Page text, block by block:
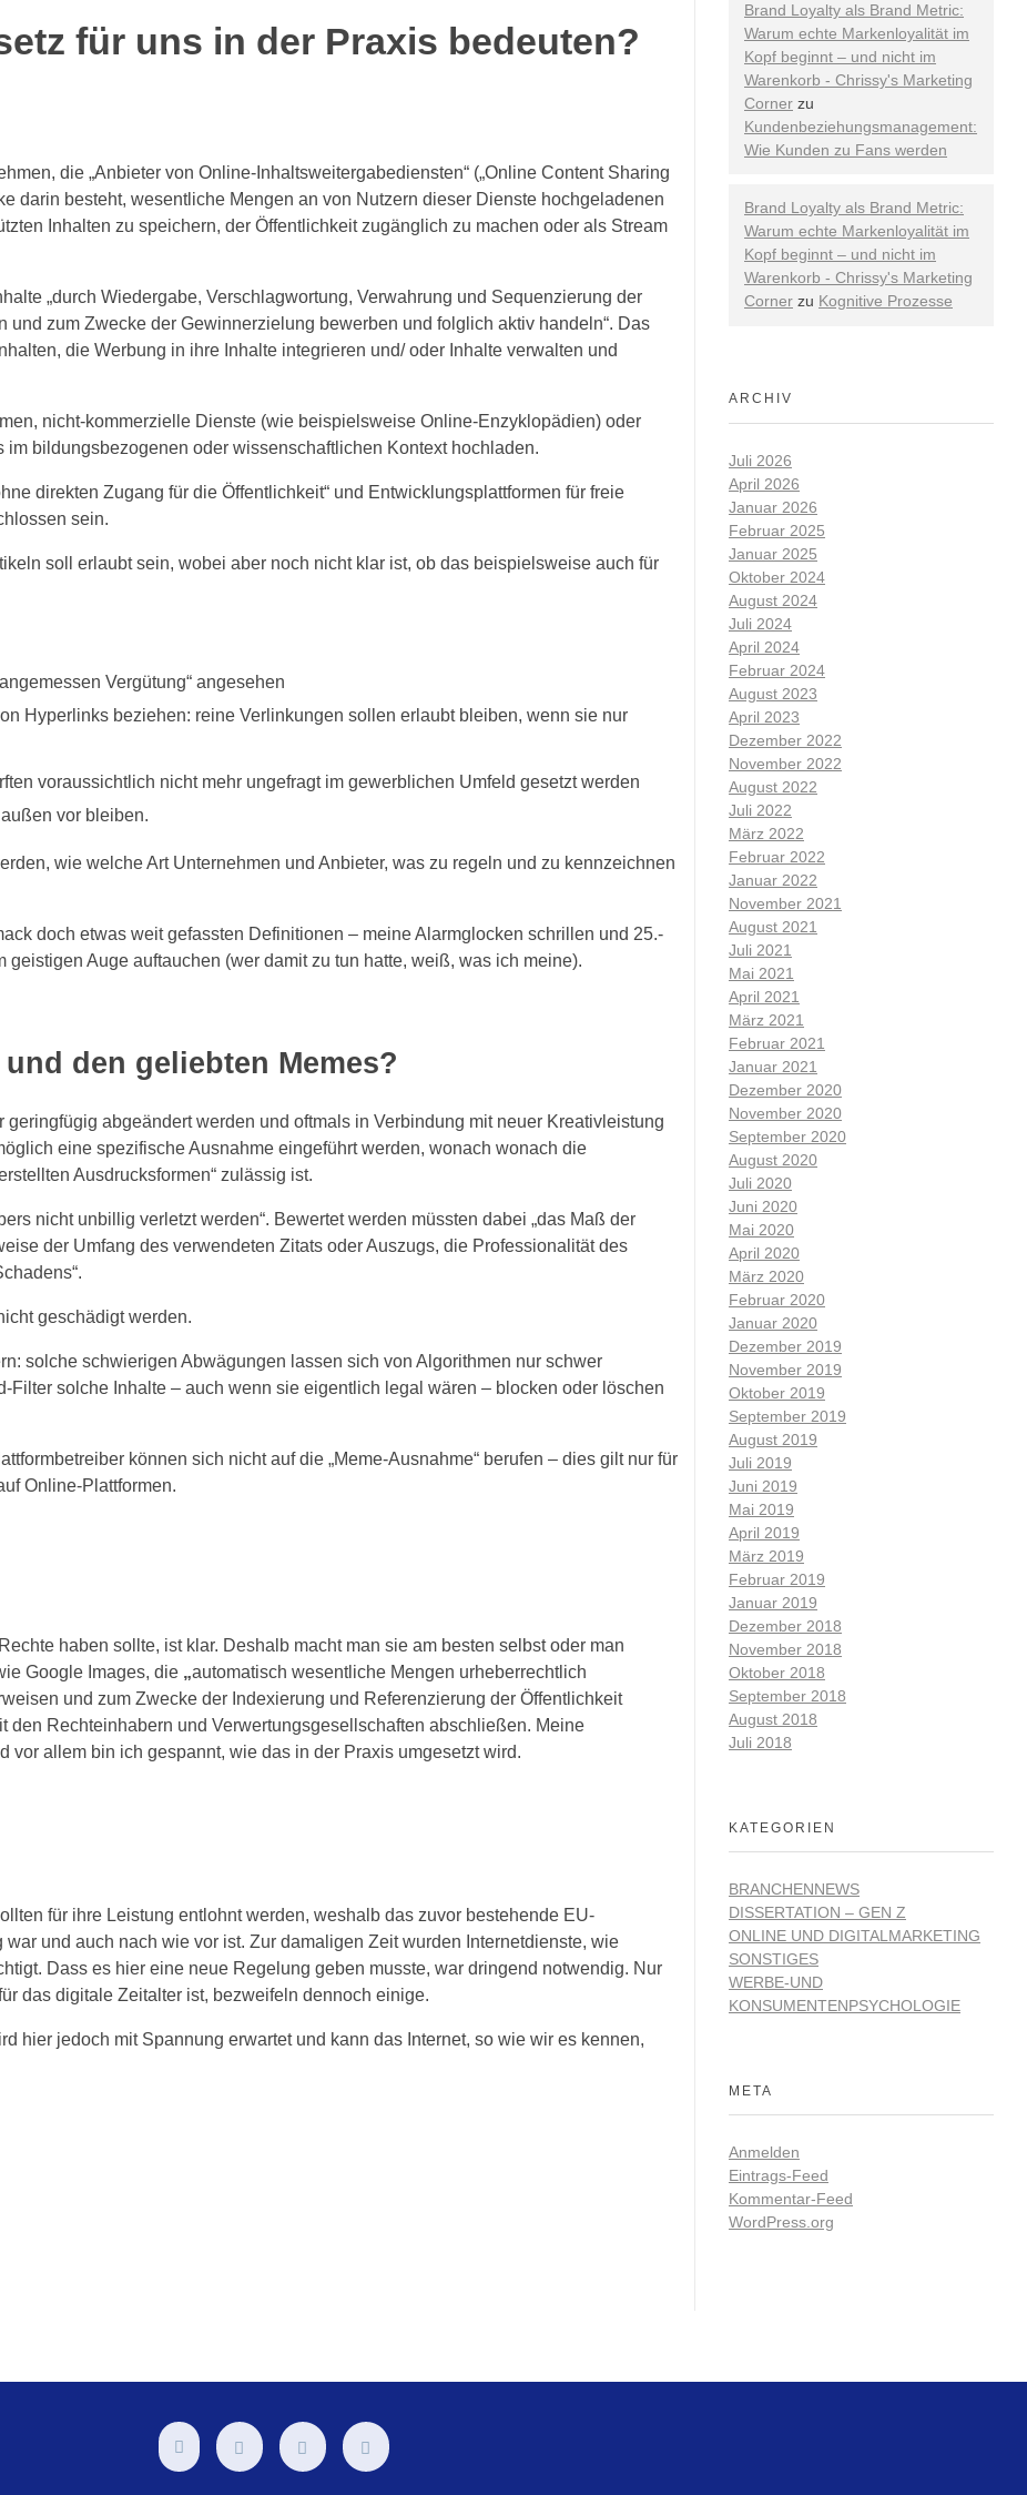
für uns in der Praxis bedeuten?
die „Anbieter von Online-Inhaltsweitergabediensten“ („Online Content Sharing
darin besteht, wesentliche Mengen an von Nutzern dieser Dienste hochgeladenen
Inhalten zu speichern, der Öffentlichkeit zugänglich zu machen oder als Stream
„durch Wiedergabe, Verschlagwortung, Verwahrung und Sequenzierung der
und zum Zwecke der Gewinnerzielung bewerben und folglich aktiv handeln“. Das
die Werbung in ihre Inhalte integrieren und/ oder Inhalte verwalten und
nicht-kommerzielle Dienste (wie beispielsweise Online-Enzyklopädien) oder
bildungsbezogenen oder wissenschaftlichen Kontext hochladen.
direkten Zugang für die Öffentlichkeit“ und Entwicklungsplattformen für freie
sein.
soll erlaubt sein, wobei aber noch nicht klar ist, ob das beispielsweise auch für
Vergütung“ angesehen
Hyperlinks beziehen: reine Verlinkungen sollen erlaubt bleiben, wenn sie nur
voraussichtlich nicht mehr ungefragt im gewerblichen Umfeld gesetzt werden
vor bleiben.
wie welche Art Unternehmen und Anbieter, was zu regeln und zu kennzeichnen
doch etwas weit gefassten Definitionen – meine Alarmglocken schrillen und 25.-
Auge auftauchen (wer damit zu tun hatte, weiß, was ich meine).
den geliebten Memes?
abgeändert werden und oftmals in Verbindung mit neuer Kreativleistung
eine spezifische Ausnahme eingeführt werden, wonach wonach die
Ausdrucksformen“ zulässig ist.
nicht unbillig verletzt werden“. Bewertet werden müssten dabei „das Maß der
der Umfang des verwendeten Zitats oder Auszugs, die Professionalität des
geschädigt werden.
solche schwierigen Abwägungen lassen sich von Algorithmen nur schwer
solche Inhalte – auch wenn sie eigentlich legal wären – blocken oder löschen
können sich nicht auf die „Meme-Ausnahme“ berufen – dies gilt nur für
Online-Plattformen.
haben sollte, ist klar. Deshalb macht man sie am besten selbst oder man
Google Images, die „automatisch wesentliche Mengen urheberrechtlich
und zum Zwecke der Indexierung und Referenzierung der Öffentlichkeit
den Rechteinhabern und Verwertungsgesellschaften abschließen. Meine
vor allem bin ich gespannt, wie das in der Praxis umgesetzt wird.
für ihre Leistung entlohnt werden, weshalb das zuvor bestehende EU-
und auch nach wie vor ist. Zur damaligen Zeit wurden Internetdienste, wie
Dass es hier eine neue Regelung geben musste, war dringend notwendig. Nur
das digitale Zeitalter ist, bezweifeln dennoch einige.
hier jedoch mit Spannung erwartet und kann das Internet, so wie wir es kennen,
Brand Loyalty als Brand Metric:
Warum echte Markenloyalität im
Kopf beginnt – und nicht im
Warenkorb - Chrissy's Marketing
Corner zu
Kundenbeziehungsmanagement:
Wie Kunden zu Fans werden
Brand Loyalty als Brand Metric:
Warum echte Markenloyalität im
Kopf beginnt – und nicht im
Warenkorb - Chrissy's Marketing
Corner zu Kognitive Prozesse
ARCHIV
Juli 2026
April 2026
Januar 2026
Februar 2025
Januar 2025
Oktober 2024
August 2024
Juli 2024
April 2024
Februar 2024
August 2023
April 2023
Dezember 2022
November 2022
August 2022
Juli 2022
März 2022
Februar 2022
Januar 2022
November 2021
August 2021
Juli 2021
Mai 2021
April 2021
März 2021
Februar 2021
Januar 2021
Dezember 2020
November 2020
September 2020
August 2020
Juli 2020
Juni 2020
Mai 2020
April 2020
März 2020
Februar 2020
Januar 2020
Dezember 2019
November 2019
Oktober 2019
September 2019
August 2019
Juli 2019
Juni 2019
Mai 2019
April 2019
März 2019
Februar 2019
Januar 2019
Dezember 2018
November 2018
Oktober 2018
September 2018
August 2018
Juli 2018
KATEGORIEN
BRANCHENNEWS
DISSERTATION – GEN Z
ONLINE UND DIGITALMARKETING
SONSTIGES
WERBE-UND
KONSUMENTENPSYCHOLOGIE
META
Anmelden
Eintrags-Feed
Kommentar-Feed
WordPress.org